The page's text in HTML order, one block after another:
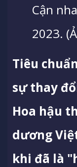
Cận
2023.
Tiêu
sự thay
Hoa hậu
dương
khi đã là